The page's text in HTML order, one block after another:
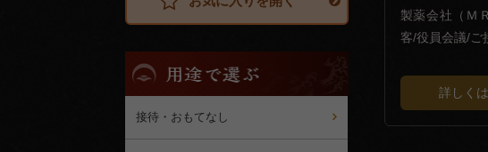
製薬会社（Ｍ
客/役員会議/ご
詳しく
用
途
で
選
ぶ
接待・おもてなし